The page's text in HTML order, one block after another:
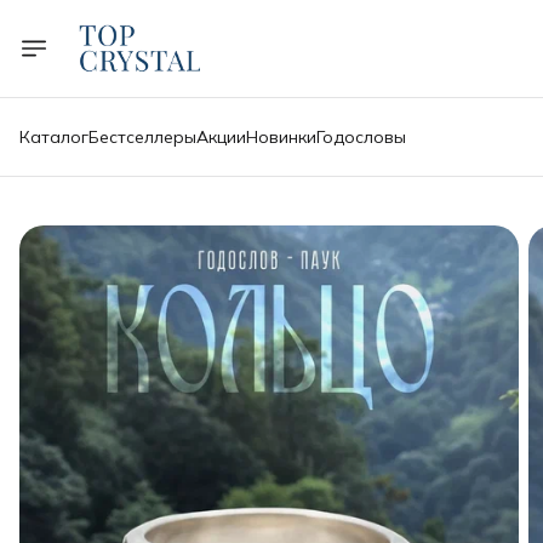
КаталогБестселлерыАкцииНовинкиГодословы